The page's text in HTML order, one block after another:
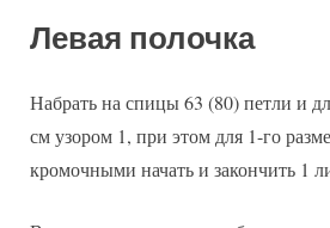
Левая полочка
Набрать на спицы 63 (80) петли и
см узором 1, при этом для 1-го
кромочными начать и закончить 1